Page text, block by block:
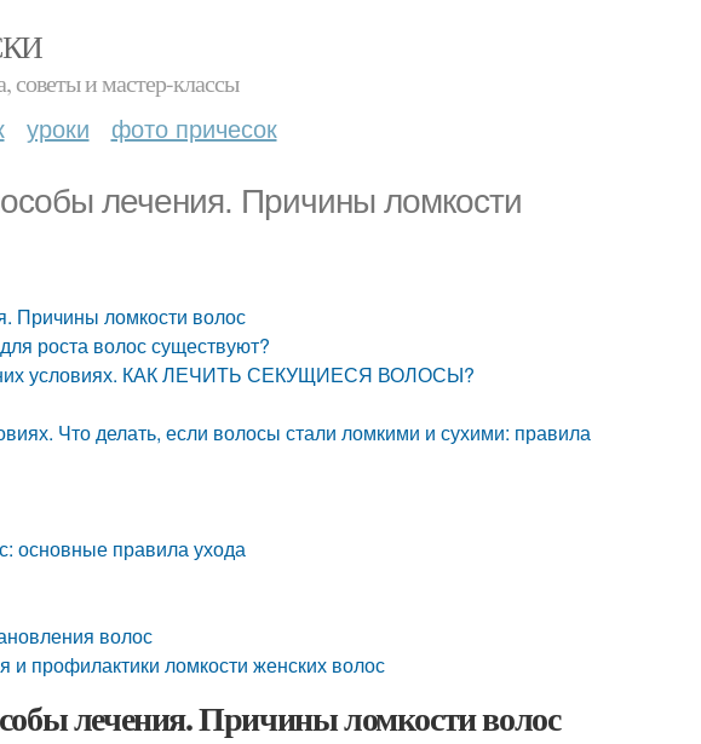
советы и мастер-классы
уроки фото причесок
лечения. Причины ломкости
Причины ломкости волос
роста волос существуют?
условиях. КАК ЛЕЧИТЬ СЕКУЩИЕСЯ ВОЛОСЫ?
Что делать, если волосы стали ломкими и сухими: правила
основные правила ухода
волос
и профилактики ломкости женских волос
лечения. Причины ломкости волос